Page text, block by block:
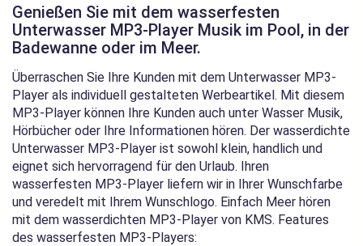
Genießen Sie mit dem wasserfesten
Unterwasser MP3-Player Musik im Pool, in der
Badewanne oder im Meer.
Überraschen Sie Ihre Kunden mit dem Unterwasser MP3-
Player als individuell gestalteten Werbeartikel. Mit diesem
MP3-Player können Ihre Kunden auch unter Wasser Musik,
Hörbücher oder Ihre Informationen hören. Der wasserdichte
Unterwasser MP3-Player ist sowohl klein, handlich und
eignet sich hervorragend für den Urlaub. Ihren
wasserfesten MP3-Player liefern wir in Ihrer Wunschfarbe
und veredelt mit Ihrem Wunschlogo. Einfach Meer hören
mit dem wasserdichten MP3-Player von KMS. Features
des wasserfesten MP3-Players: